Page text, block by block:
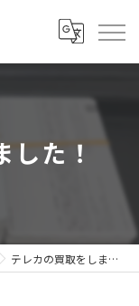
た！
テレカの買取をしました！